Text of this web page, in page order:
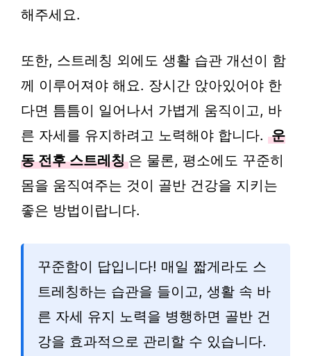
해주세요.
또한, 스트레칭 외에도 생활 습관 개선이 함
께 이루어져야 해요. 장시간 앉아있어야 한
다면 틈틈이 일어나서 가볍게 움직이고, 바
른 자세를 유지하려고 노력해야 합니다. 운
동 전후 스트레칭 은 물론, 평소에도 꾸준히
몸을 움직여주는 것이 골반 건강을 지키는
좋은 방법이랍니다.
꾸준함이 답입니다! 매일 짧게라도 스
트레칭하는 습관을 들이고, 생활 속 바
른 자세 유지 노력을 병행하면 골반 건
강을 효과적으로 관리할 수 있습니다.